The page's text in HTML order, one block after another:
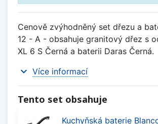
Cenově zvýhodněný set dřezu a
12 - A - obsahuje granitový dřez s
XL 6 S Černá a baterii Daras Černá.
expand_more Více informací
Tento set obsahuje
Kuchyňská baterie